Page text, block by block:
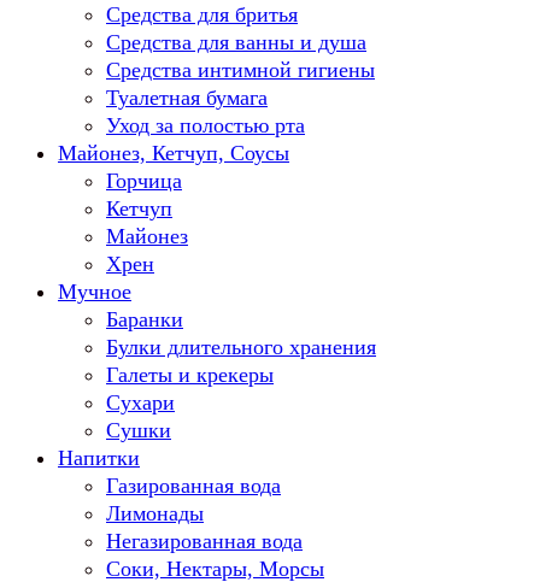
Средства для бритья
Средства для ванны и душа
Средства интимной гигиены
Туалетная бумага
Уход за полостью рта
Майонез, Кетчуп, Соусы
Горчица
Кетчуп
Майонез
Хрен
Мучное
Баранки
Булки длительного хранения
Галеты и крекеры
Сухари
Сушки
Напитки
Газированная вода
Лимонады
Негазированная вода
Соки, Нектары, Морсы